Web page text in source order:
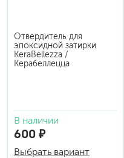
Отвердитель для
эпоксидной затирки
KeraBellezza /
Керабеллецца
В наличии
600 ₽
Выбрать вариант